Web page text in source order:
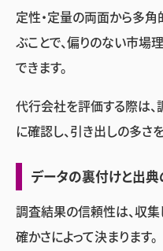
定性・定量の両面から多
ぶことで、偏りのない市
できます。
代行会社を評価する際は
に確認し、引き出しの多さ
データの裏付けと出
調査結果の信頼性は、収
確かさによって決まります。